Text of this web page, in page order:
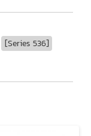
[Series 536]